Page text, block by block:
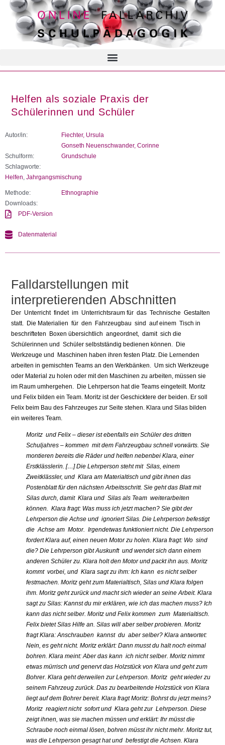
Helfen als soziale Praxis der
Schülerinnen und Schüler
Autor/in:
Fiechter, Ursula
Gonseth Neuenschwander, Corinne
Schulform:
Grundschule
Schlagworte:
Helfen Jahrgangsmischung
Methode:
Ethnographie
Downloads:
PDF-Version
Datenmaterial
Falldarstellungen mit
interpretierenden Abschnitten
Der Unterricht findet im Unterrichtsraum für das Technische Gestalten
statt. Die Materialien für den Fahrzeugbau sind auf einem Tisch in
beschrifteten Boxen übersichtlich angeordnet, damit sich die
Schülerinnen und Schüler selbstständig bedienen können. Die
Werkzeuge und Maschinen haben ihren festen Platz. Die Lernenden
arbeiten in gemischten Teams an den Werkbänken. Um sich Werkzeuge
oder Material zu holen oder mit den Maschinen zu arbeiten, müssen sie
im Raum umhergehen. Die Lehrperson hat die Teams eingeteilt. Moritz
und Felix bilden ein Team. Moritz ist der Geschicktere der beiden. Er soll
Felix beim Bau des Fahrzeuges zur Seite stehen. Klara und Silas bilden
ein weiteres Team.
Moritz und Felix – dieser ist ebenfalls ein Schüler des dritten
Schuljahres – kommen mit dem Fahrzeugbau schnell vorwärts. Sie
montieren bereits die Räder und helfen nebenbei Klara, einer
Erstklässlerin. […] Die Lehrperson steht mit Silas, einem
Zweitklässler, und Klara am Materialtisch und gibt ihnen das
Postenblatt für den nächsten Arbeitsschritt. Sie geht das Blatt mit
Silas durch, damit Klara und Silas als Team weiterarbeiten
können. Klara fragt: Was muss ich jetzt machen? Sie gibt der
Lehrperson die Achse und ignoriert Silas. Die Lehrperson befestigt
die Achse am Motor. Irgendetwas funktioniert nicht. Die Lehrperson
fordert Klara auf, einen neuen Motor zu holen. Klara fragt: Wo sind
die? Die Lehrperson gibt Auskunft und wendet sich dann einem
anderen Schüler zu. Klara holt den Motor und packt ihn aus. Moritz
kommt vorbei, und Klara sagt zu ihm: Ich kann es nicht selber
festmachen. Moritz geht zum Materialtisch, Silas und Klara folgen
ihm. Moritz geht zurück und macht sich wieder an seine Arbeit. Klara
sagt zu Silas: Kannst du mir erklären, wie ich das machen muss? Ich
kann das nicht selber. Moritz und Felix kommen zum Materialtisch.
Felix bietet Silas Hilfe an. Silas will aber selber probieren. Moritz
fragt Klara: Anschrauben kannst du aber selber? Klara antwortet:
Nein, es geht nicht. Moritz erklärt: Dann musst du halt noch einmal
bohren. Klara meint: Aber das kann ich nicht selber. Moritz nimmt
etwas mürrisch und genervt das Holzstück von Klara und geht zum
Bohrer. Klara geht derweilen zur Lehrperson. Moritz geht wieder zu
seinem Fahrzeug zurück. Das zu bearbeitende Holzstück von Klara
liegt auf dem Bohrer bereit. Klara fragt Moritz: Bohrst du jetzt meins?
Moritz reagiert nicht sofort und Klara geht zur Lehrperson. Diese
zeigt ihnen, was sie machen müssen und erklärt: Ihr müsst die
Schraube noch einmal lösen, bohren müsst ihr nicht mehr. Moritz tut,
was die Lehrperson gesagt hat und befestigt die Achsen. Klara